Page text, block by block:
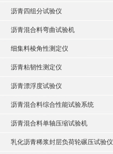
沥青四组分试验仪
沥青混合料弯曲试验机
细集料棱角性测定仪
沥青粘韧性测定仪
沥青漂浮度试验仪
沥青混合料综合性能试验系统
沥青混合料单轴压缩试验机
乳化沥青稀浆封层负荷轮碾压试验仪